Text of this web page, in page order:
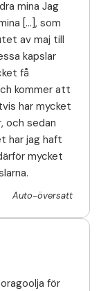
mina Jag
[...], som
av maj till
kapslar
få
kommer att
har mycket
och sedan
har jag haft
mycket
Auto-översatt
för